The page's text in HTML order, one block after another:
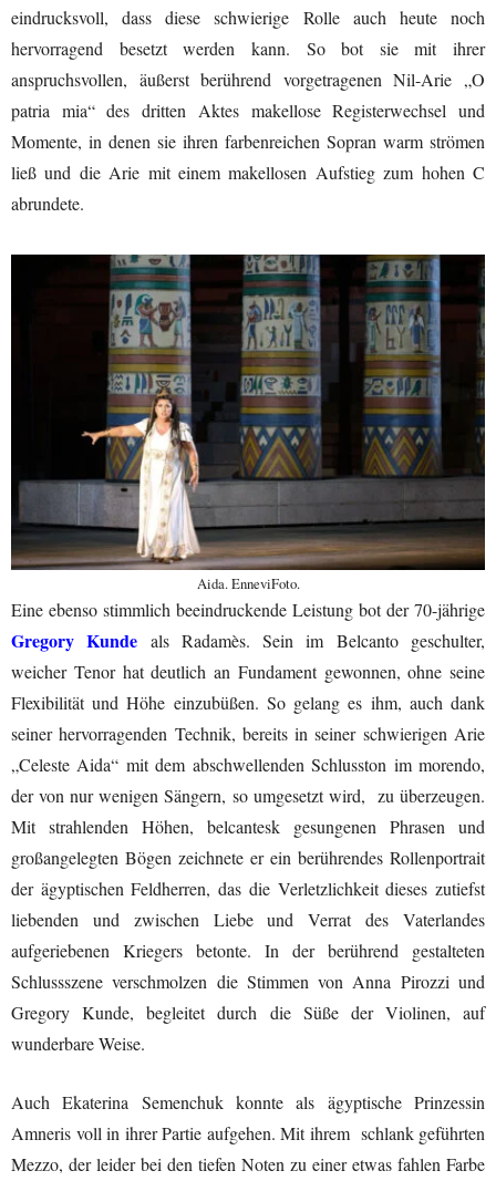
eindrucksvoll, dass diese schwierige Rolle auch heute noch
hervorragend besetzt werden kann. So bot sie mit ihrer
anspruchsvollen, äußerst berührend vorgetragenen Nil-Arie „O
patria mia“ des dritten Aktes makellose Registerwechsel und
Momente, in denen sie ihren farbenreichen Sopran warm strömen
ließ und die Arie mit einem makellosen Aufstieg zum hohen C
abrundete.
Aida. EnneviFoto.
Eine ebenso stimmlich beeindruckende Leistung bot der 70-jährige
Gregory Kunde als Radamès. Sein im Belcanto geschulter,
weicher Tenor hat deutlich an Fundament gewonnen, ohne seine
Flexibilität und Höhe einzubüßen. So gelang es ihm, auch dank
seiner hervorragenden Technik, bereits in seiner schwierigen Arie
„Celeste Aida“ mit dem abschwellenden Schlusston im morendo,
der von nur wenigen Sängern, so umgesetzt wird, zu überzeugen.
Mit strahlenden Höhen, belcantesk gesungenen Phrasen und
großangelegten Bögen zeichnete er ein berührendes Rollenportrait
der ägyptischen Feldherren, das die Verletzlichkeit dieses zutiefst
liebenden und zwischen Liebe und Verrat des Vaterlandes
aufgeriebenen Kriegers betonte. In der berührend gestalteten
Schlussszene verschmolzen die Stimmen von Anna Pirozzi und
Gregory Kunde, begleitet durch die Süße der Violinen, auf
wunderbare Weise.
Auch Ekaterina Semenchuk konnte als ägyptische Prinzessin
Amneris voll in ihrer Partie aufgehen. Mit ihrem schlank geführten
Mezzo, der leider bei den tiefen Noten zu einer etwas fahlen Farbe